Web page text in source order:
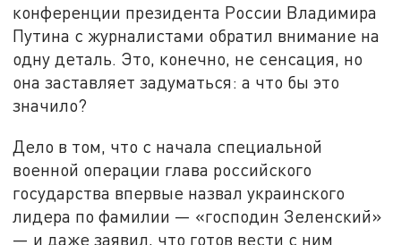
конференции президента России Владимира
Путина с журналистами обратил внимание на
одну деталь. Это, конечно, не сенсация, но
она заставляет задуматься: а что бы это
значило?
Дело в том, что с начала специальной
военной операции глава российского
государства впервые назвал украинского
лидера по фамилии — «господин Зеленский»
— и даже заявил, что готов вести с ним